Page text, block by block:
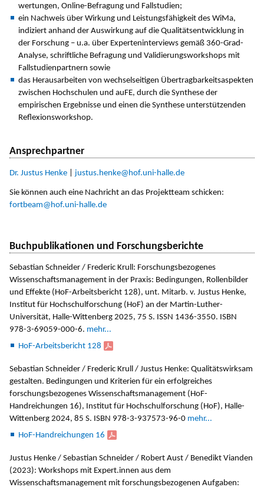
wertungen, Online-Befragung und Fallstudien;
ein Nachweis über Wirkung und Leistungsfähigkeit des WiMa,
indiziert anhand der Auswirkung auf die Qualitätsentwicklung in
der Forschung – u.a. über Experteninterviews gemäß 360-Grad-
Analyse, schriftliche Befragung und Validierungsworkshops mit
Fallstudienpartnern sowie
das Herausarbeiten von wechselseitigen Übertragbarkeitsaspekten
zwischen Hochschulen und auFE, durch die Synthese der
empirischen Ergebnisse und einen die Synthese unterstützenden
Reflexionsworkshop.
Ansprechpartner
Dr. Justus Henke justus.henke@hof.uni-halle.de
Sie können auch eine Nachricht an das Projektteam schicken:
fortbeam@hof.uni-halle.de
Buchpublikationen und Forschungsberichte
Sebastian Schneider / Frederic Krull: Forschungsbezogenes
Wissenschaftsmanagement in der Praxis: Bedingungen, Rollenbilder
und Effekte (HoF-Arbeitsbericht 128), unt. Mitarb. v. Justus Henke,
Institut für Hochschulforschung (HoF) an der Martin-Luther-
Universität, Halle-Wittenberg 2025, 75 S. ISSN 1436-3550. ISBN
978-3-69059-000-6. mehr...
HoF-Arbeitsbericht 128
Sebastian Schneider / Frederic Krull / Justus Henke: Qualitätswirksam
gestalten. Bedingungen und Kriterien für ein erfolgreiches
forschungsbezogenes Wissenschaftsmanagement (HoF-
Handreichungen 16), Institut für Hochschulforschung (HoF), Halle-
Wittenberg 2024, 85 S. ISBN 978-3-937573-96-0 mehr...
HoF-Handreichungen 16
Justus Henke / Sebastian Schneider / Robert Aust / Benedikt Vianden
(2023): Workshops mit Expert.innen aus dem
Wissenschaftsmanagement mit forschungsbezogenen Aufgaben: